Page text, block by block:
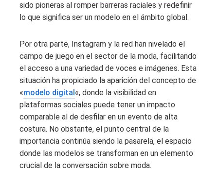
sido pioneras al romper barreras raciales y redefinir
lo que significa ser un modelo en el ámbito global.
Por otra parte, Instagram y la red han nivelado el
campo de juego en el sector de la moda, facilitando
el acceso a una variedad de voces e imágenes. Esta
situación ha propiciado la aparición del concepto de
«modelo digital «, donde la visibilidad en
plataformas sociales puede tener un impacto
comparable al de desfilar en un evento de alta
costura. No obstante, el punto central de la
importancia continúa siendo la pasarela, el espacio
donde las modelos se transforman en un elemento
crucial de la conversación sobre moda.